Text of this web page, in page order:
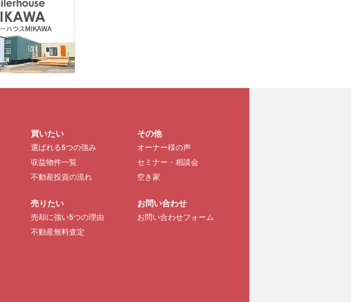
買いたい
選ばれる5つの強み
収益物件一覧
不動産投資の流れ
売りたい
売却に強い5つの理由
不動産無料査定
その他
オーナー様の声
セミナー・相談会
空き家
お問い合わせ
お問い合わせフォーム